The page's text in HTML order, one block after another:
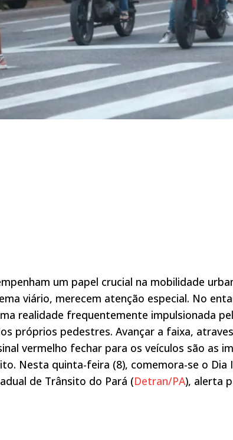
um papel crucial na mobilidade
viário, merecem atenção especial. No
realidade frequentemente impulsionada
próprios pedestres. Avançar a faixa,
vermelho fechar para os veículos são as
Nesta quinta-feira (8), comemora-se o Dia
de Trânsito do Pará (Detran/PA), alerta